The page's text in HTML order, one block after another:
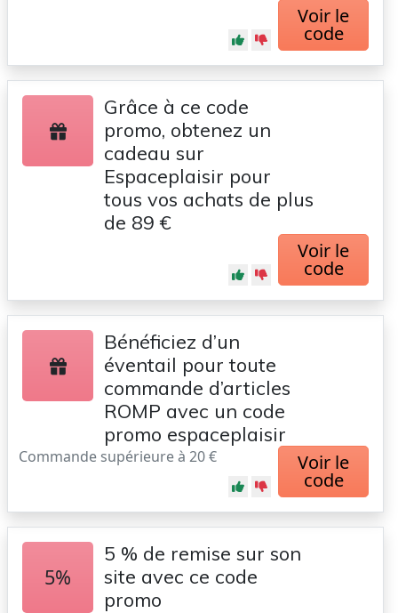
Voir le
code
Grâce à ce code
promo, obtenez un
cadeau sur
Espaceplaisir pour
tous vos achats de plus
de 89 €
Voir le
code
Bénéficiez d’un
éventail pour toute
commande d’articles
ROMP avec un code
promo espaceplaisir
Commande supérieure à 20 € Voir le
code
5%
5 % de remise sur son
site avec ce code
promo